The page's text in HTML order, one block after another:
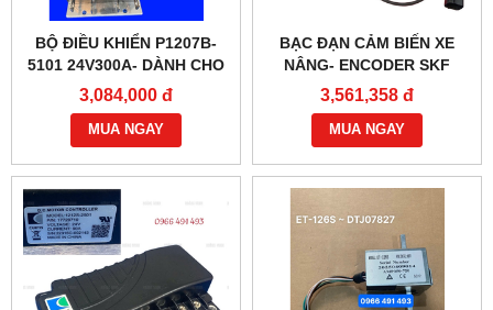
BỘ ĐIỀU KHIỂN P1207B-
5101 24V300A- DÀNH CHO
XE NÂNG
3,084,000 đ
MUA NGAY
BẠC ĐẠN CẢM BIẾN XE
NÂNG- ENCODER SKF
BMB-6022E
3,561,358 đ
MUA NGAY